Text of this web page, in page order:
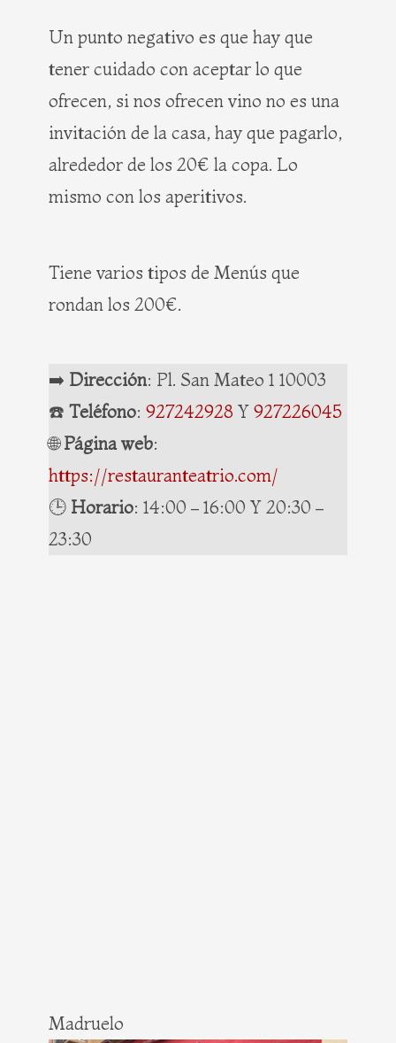
Un punto negativo es que hay que
tener cuidado con aceptar lo que
ofrecen, si nos ofrecen vino no es una
invitación de la casa, hay que pagarlo,
alrededor de los 20€ la copa. Lo
mismo con los aperitivos.
Tiene varios tipos de Menús que
rondan los 200€.
➡️ Dirección: Pl. San Mateo 1 10003
☎️ Teléfono: 927242928 Y 927226045
🌐Página web:
https://restauranteatrio.com/
🕒 Horario: 14:00 – 16:00 Y 20:30 –
23:30
Madruelo